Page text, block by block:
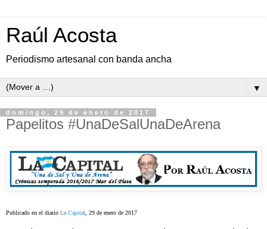
Raúl Acosta
Periodismo artesanal con banda ancha
▼
domingo, 29 de enero de 2017
Papelitos #UnaDeSalUnaDeArena
Publicado en el diario La Capital, 29 de enero de 2017